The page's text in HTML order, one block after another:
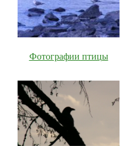
Фотографии птицы